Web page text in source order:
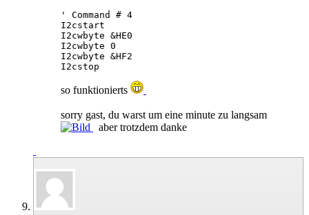
' Command # 4
I2cstart
I2cwbyte
I2cwbyte 0
I2cwbyte &HF2
I2cstop
so funktionierts
sorry gast, du warst um eine minute zu langsam
aber trotzdem danke